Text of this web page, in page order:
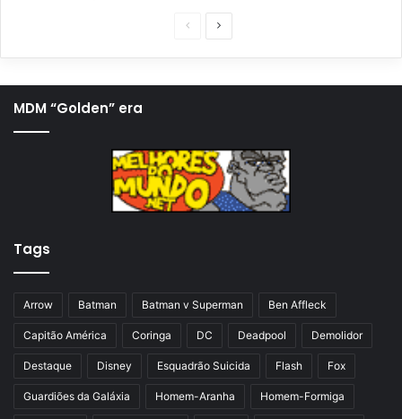
a
a
n
m
a
p
n
MDM “Golden” era
Tags
Arrow Batman Batman v Superman Ben Affleck
Capitão América Coringa DC Deadpool Demolidor
Destaque Disney Esquadrão Suicida Flash Fox
Guardiões da Galáxia Homem-Aranha Homem-Formiga